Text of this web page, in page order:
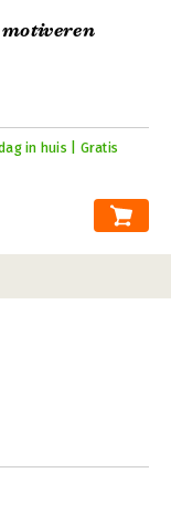
in huis | Gratis